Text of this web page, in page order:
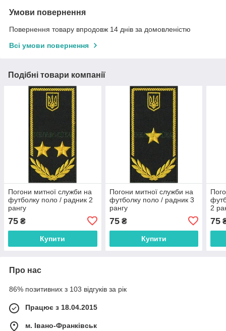
Умови повернення
Повернення товару впродовж 14 днів за домовленістю
Всі умови повернення
Подібні товари компанії
Погони митної служби на
футболку поло / радник 2
рангу
75 ₴
Купити
Погони митної служби на
футболку поло / радник 3
рангу
75₴
Купити
2
75
Про нас
86% позитивних з 103 відгуків за рік
Працює з 18.04.2015
м. Івано-Франківськ